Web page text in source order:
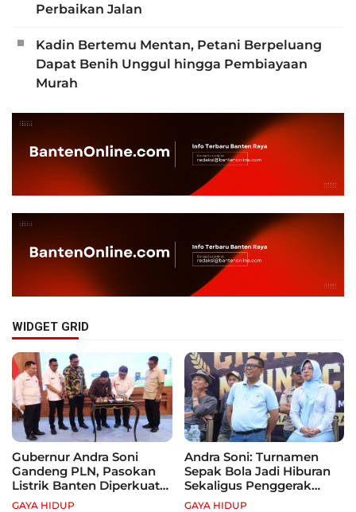
Perbaikan Jalan
Kadin Bertemu Mentan, Petani Berpeluang
Dapat Benih Unggul hingga Pembiayaan
Murah
WIDGET GRID
Gubernur Andra Soni
Gandeng PLN, Pasokan
Listrik Banten Diperkuat
demi Genjot Investasi
GAYA HIDUP
Andra Soni: Turnamen
Sepak Bola Jadi Hiburan
Sekaligus Penggerak
Ekonomi Rakyat
GAYA HIDUP